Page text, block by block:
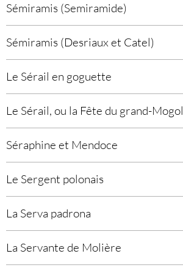
Sémiramis (Semiramide)
Sémiramis (Desriaux et Catel)
Le Sérail en goguette
Le Sérail, ou la Fête du grand-Mogol
Séraphine et Mendoce
Le Sergent polonais
La Serva padrona
La Servante de Molière